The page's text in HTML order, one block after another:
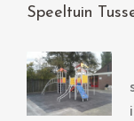
Speeltuin